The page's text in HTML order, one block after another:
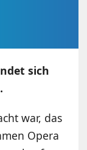
sich
war, das
Opera